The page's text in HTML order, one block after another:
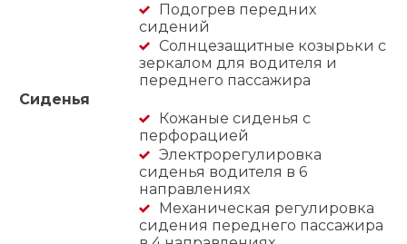
Подогрев передних
сидений
Солнцезащитные козырьки с
зеркалом для водителя и
переднего пассажира
Сиденья
Кожаные сиденья с
перфорацией
Электрорегулировка
сиденья водителя в 6
направлениях
Механическая регулировка
сидения переднего пассажира